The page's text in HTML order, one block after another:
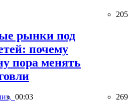
205
рынки под
почему
пора менять
00:03 269